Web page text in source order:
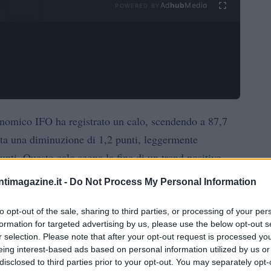
- Do Not Process My Personal Information
opt-out of the sale, sharing to third parties, or processing of your
for targeted advertising by us, please use the below opt-out
selection. Please note that after your opt-out request is processed
interest-based ads based on personal information utilized by us
to third parties prior to your opt-out. You may separately
Ad hubMedia
IFO ha registrato un calo, scendendo a 87,7
una diminuzione di 1,2 punti, leggermente
Questo calo segna la fine di un trend positivo
da 84,8 registrato nel dicembre 2024. Il settore
quello dei servizi, in particolare nel trasporto e
una posizione stabile, mostrando segnali più
nell’industria e le prospettive future sono